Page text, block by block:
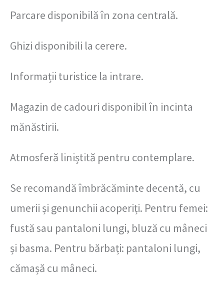
Parcare disponibilă în zona centrală.
Ghizi disponibili la cerere.
Informații turistice la intrare.
Magazin de cadouri disponibil în incinta
mănăstirii.
Atmosferă liniștită pentru contemplare.
Se recomandă îmbrăcăminte decentă, cu
umerii și genunchii acoperiți. Pentru femei:
fustă sau pantaloni lungi, bluză cu mâneci
și basma. Pentru bărbați: pantaloni lungi,
cămașă cu mâneci.